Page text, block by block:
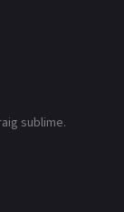
sublime.